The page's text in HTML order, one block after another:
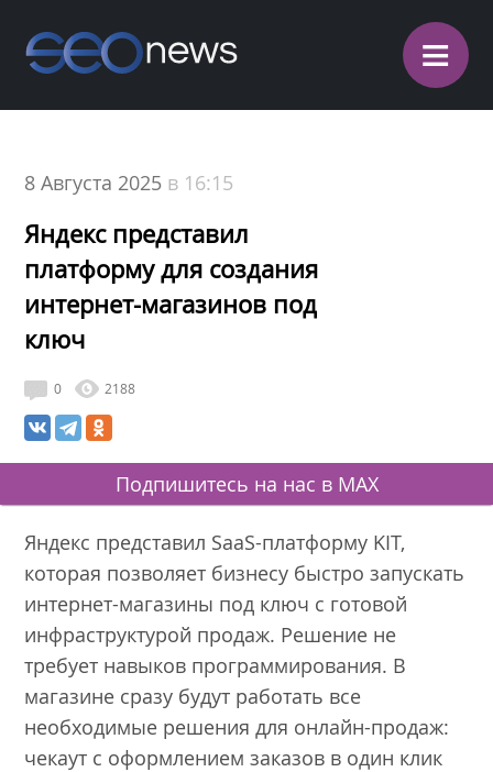
≡
8 Августа 2025 в 16:15
Яндекс представил
платформу для создания
интернет-магазинов под
ключ
0 2188
Подпишитесь на нас в MAX
Яндекс представил SaaS-платформу KIT,
которая позволяет бизнесу быстро запускать
интернет-магазины под ключ с готовой
инфраструктурой продаж. Решение не
требует навыков программирования. В
магазине сразу будут работать все
необходимые решения для онлайн-продаж:
чекаут с оформлением заказов в один клик